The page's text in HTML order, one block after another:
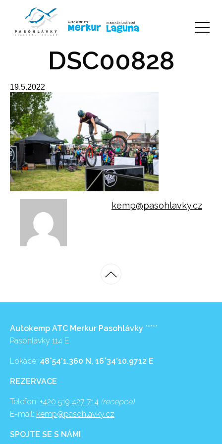
DSC00828
19.5.2022
kemp@pasohlavky.cz
Autokemp ATC Merkur Pasohlávky *****
Pasohlávky 114 E
Lokace: 48°54’1.360 N, 16°34’10.9712 E
REZERVACE
Telefon: +420 519 427 714 (recepce)
E-mail: kemp@pasohlavky.cz
SPOJTE SE S NÁMI